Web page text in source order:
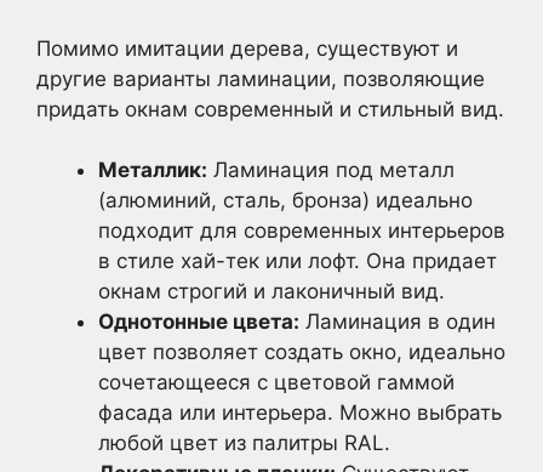
Помимо имитации дерева, существуют и
другие варианты ламинации, позволяющие
придать окнам современный и стильный вид.
Металлик: Ламинация под металл
(алюминий, сталь, бронза) идеально
подходит для современных интерьеров
в стиле хай-тек или лофт. Она придает
окнам строгий и лаконичный вид.
Однотонные цвета: Ламинация в один
цвет позволяет создать окно, идеально
сочетающееся с цветовой гаммой
фасада или интерьера. Можно выбрать
любой цвет из палитры RAL.